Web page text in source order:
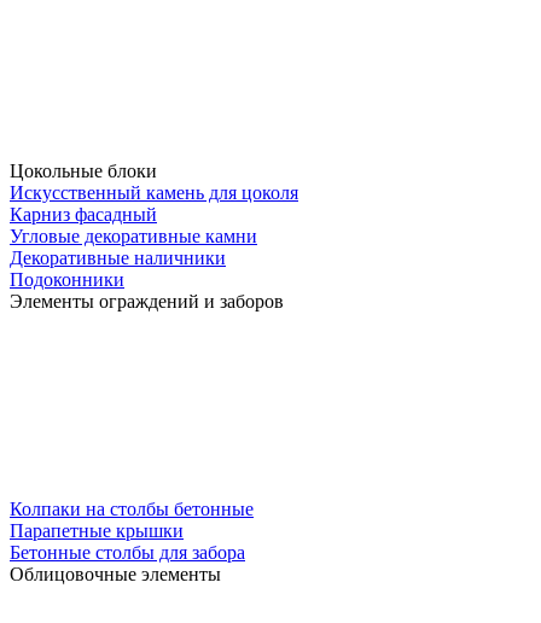
Цокольные блоки
Искусственный камень для цоколя
Карниз фасадный
Угловые декоративные камни
Декоративные наличники
Подоконники
Элементы ограждений и заборов
Колпаки на столбы бетонные
Парапетные крышки
Бетонные столбы для забора
Облицовочные элементы